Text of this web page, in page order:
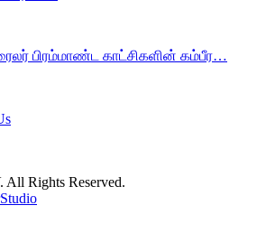
பிரம்மாண்ட காட்சிகளின் கம்பீர…
Rights Reserved.